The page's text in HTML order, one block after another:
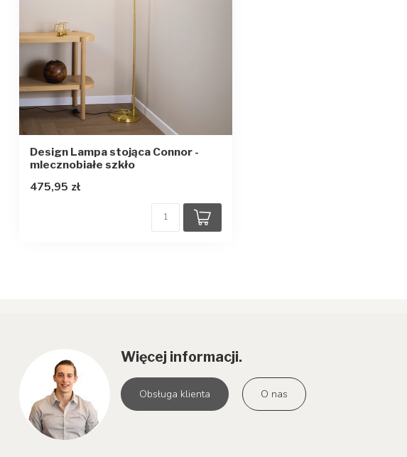
Design Lampa stojąca Connor -
mlecznobiałe szkło
475,95 zł
Więcej informacji.
Obsługa klienta O nas